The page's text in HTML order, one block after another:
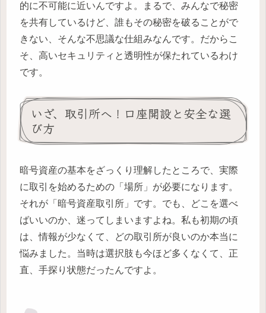
的に不可能に近いんですよ。まるで、みんなで秘密
を共有しているけど、誰もその秘密を破ることがで
きない、そんな不思議な仕組みなんです。だからこ
そ、高いセキュリティと透明性が保たれているわけ
です。
いざ、取引所へ！口座開設と安全な選
び方
暗号資産の基本をざっくり理解したところで、実際
に取引を始めるための「場所」が必要になります。
それが「暗号資産取引所」です。でも、どこを選べ
ばいいのか、迷ってしまいますよね。私も初期の頃
は、情報が少なくて、どの取引所が良いのか本当に
悩みました。当時は選択肢も今ほど多くなくて、正
直、手探り状態だったんですよ。